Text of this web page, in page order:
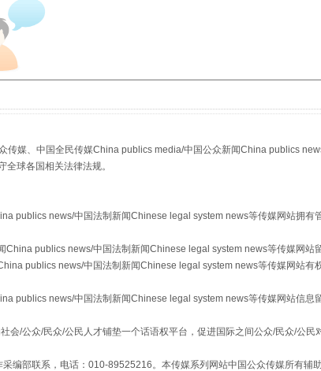
的骗局 习近平的“航天情”
传媒、中国全民传媒China publics media/中国公众新闻China publics
球各国相关法律法规。
publics news/中国法制新闻Chinese legal system news等传媒网站拥有
publics news/中国法制新闻Chinese legal system news等传媒网站
publics news/中国法制新闻Chinese legal system news等传媒网站有
publics news/中国法制新闻Chinese legal system news等传媒网站信息
/公众/民众/公民人才铺垫一个话语权平台，促进国际之间公众/民众/公民
编部联系，电话：010-89525216。本传媒系列网站中国公众传媒所有辅